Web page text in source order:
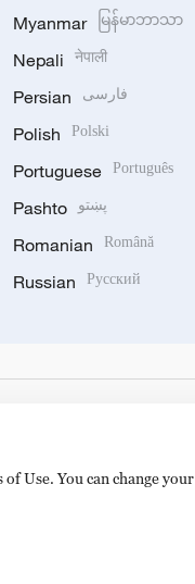
Myanmar မြန်မာဘာသာ
Nepali नेपाली
Persian فارسی
Polish Polski
Portuguese Português
Pashto پښتو
Romanian Română
Russian Русский
Use. You can change your